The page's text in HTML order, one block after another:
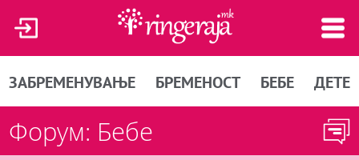
ЗАБРЕМЕНУВАЊЕ БРЕМЕНОСТ БЕБЕ ДЕТЕ
Форум: Бебе